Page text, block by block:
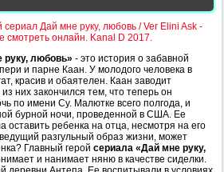
Дай мне руку, любовь / Ver Elini Ask -
смотреть онлайн. Kanal D 2017.
руку, любовь» - это история о забавной
и парне Каан. У молодого человека в
красив и обаятелен. Каан заводит
них закончился тем, что теперь он
по имени Су. Малютке всего полгода, и
бурной ночи, проведенной в США. Ее
оставить ребенка на отца, несмотря на его
разгульный образ жизни, может
Главный герой сериала «Дай мне руку,
и нанимает няню в качестве сиделки.